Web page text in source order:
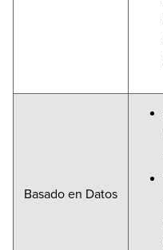
Basado en Datos